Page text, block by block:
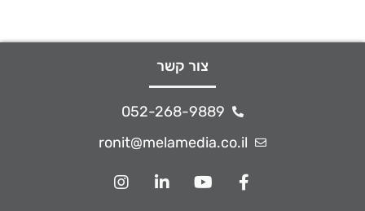
צור קשר
052-268-9889
ronit@melamedia.co.il